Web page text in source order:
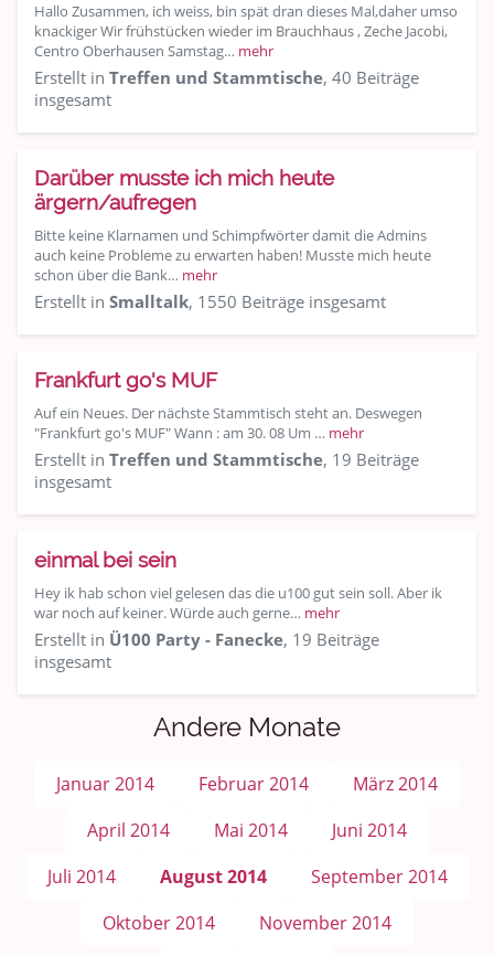
Hallo Zusammen, ich weiss, bin spät dran dieses Mal,daher umso
knackiger Wir frühstücken wieder im Brauchhaus , Zeche Jacobi,
Centro Oberhausen Samstag… mehr
Erstellt in Treffen und Stammtische, 40 Beiträge
insgesamt
Darüber musste ich mich heute
ärgern/aufregen
Bitte keine Klarnamen und Schimpfwörter damit die Admins
auch keine Probleme zu erwarten haben! Musste mich heute
schon über die Bank… mehr
Erstellt in Smalltalk, 1550 Beiträge insgesamt
Frankfurt go's MUF
Auf ein Neues. Der nächste Stammtisch steht an. Deswegen
"Frankfurt go's MUF" Wann : am 30. 08 Um … mehr
Erstellt in Treffen und Stammtische, 19 Beiträge
insgesamt
einmal bei sein
Hey ik hab schon viel gelesen das die u100 gut sein soll. Aber ik
war noch auf keiner. Würde auch gerne… mehr
Erstellt in Ü100 Party - Fanecke, 19 Beiträge
insgesamt
Andere Monate
Januar 2014 Februar 2014
März 2014
April 2014
Mai 2014
Juni 2014
Juli 2014
August 2014
September 2014
Oktober 2014
November 2014